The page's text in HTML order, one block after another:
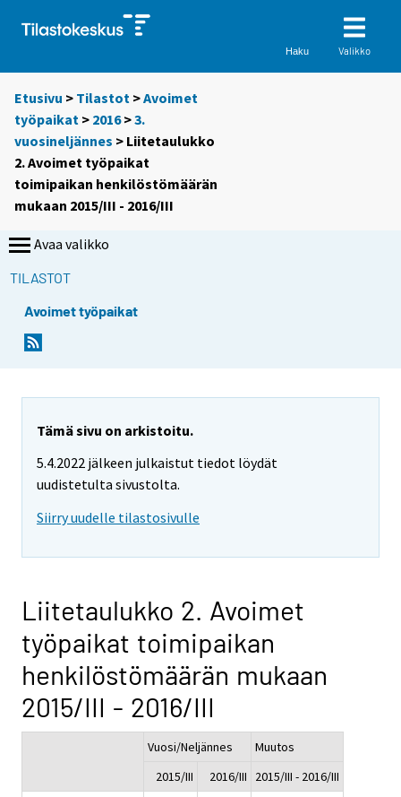
Haku Valikko
Etusivu > Tilastot >Avoimet
työpaikat > 2016>3.
vuosineljännes > Liitetaulukko
2. Avoimet työpaikat
toimipaikan henkilöstömäärän
mukaan 2015/III - 2016/III
Avaa valikko
TILASTOT
Avoimet työpaikat
Tämä sivu on arkistoitu.
5.4.2022 jälkeen julkaistut tiedot löydät
uudistetulta sivustolta.
Siirry uudelle tilastosivulle
Liitetaulukko 2. Avoimet
työpaikat toimipaikan
henkilöstömäärän mukaan
2015/III - 2016/III
Vuosi/Neljännes
Muutos
2015/III
2016/III
2015/III - 2016/III